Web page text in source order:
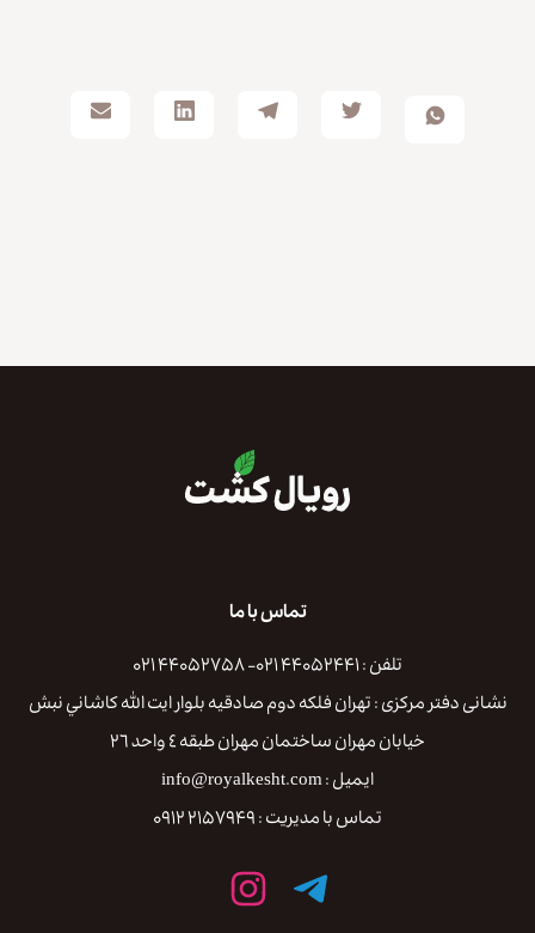
تماس با ما
تلفن : ۴۴۰۵۲۴۴۱ ۰۲۱- ۴۴۰۵۲۷۵۸ ۰۲۱
نشانی دفتر مرکزی : تهران فلكه دوم صادقيه بلوار ايت الله كاشاني نبش
خيابان مهران ساختمان مهران طبقه ٤ واحد ٢٦
ایمیل : info@royalkesht.com
تماس با مدیریت : ۲۱۵۷۹۴۹ ۰۹۱۲